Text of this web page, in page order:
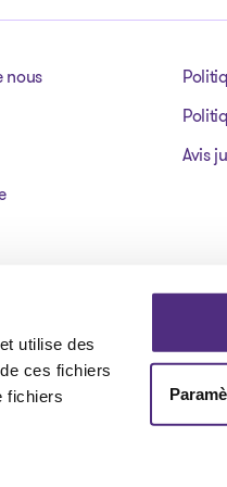
utilise des
ces fichiers
fichiers
nous
Avis